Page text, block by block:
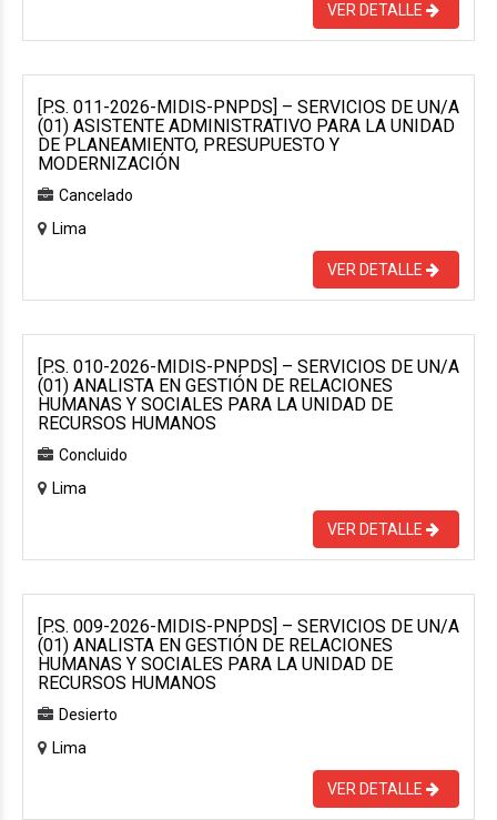
VER DETALLE
[P.S. 011-2026-MIDIS-PNPDS] – SERVICIOS DE UN/A
(01) ASISTENTE ADMINISTRATIVO PARA LA UNIDAD
DE PLANEAMIENTO, PRESUPUESTO Y
MODERNIZACIÓN
Cancelado
Lima
VER DETALLE
[P.S. 010-2026-MIDIS-PNPDS] – SERVICIOS DE UN/A
(01) ANALISTA EN GESTIÓN DE RELACIONES
HUMANAS Y SOCIALES PARA LA UNIDAD DE
RECURSOS HUMANOS
Concluido
Lima
VER DETALLE
[P.S. 009-2026-MIDIS-PNPDS] – SERVICIOS DE UN/A
(01) ANALISTA EN GESTIÓN DE RELACIONES
HUMANAS Y SOCIALES PARA LA UNIDAD DE
RECURSOS HUMANOS
Desierto
Lima
VER DETALLE